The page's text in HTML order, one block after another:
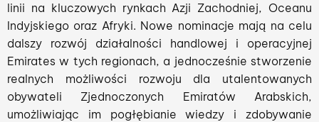
linii na kluczowych rynkach Azji Zachodniej, Oceanu
Indyjskiego oraz Afryki. Nowe nominacje mają na celu
dalszy rozwój działalności handlowej i operacyjnej
Emirates w tych regionach, a jednocześnie stworzenie
realnych możliwości rozwoju dla utalentowanych
obywateli Zjednoczonych Emiratów Arabskich,
umożliwiając im pogłębianie wiedzy i zdobywanie